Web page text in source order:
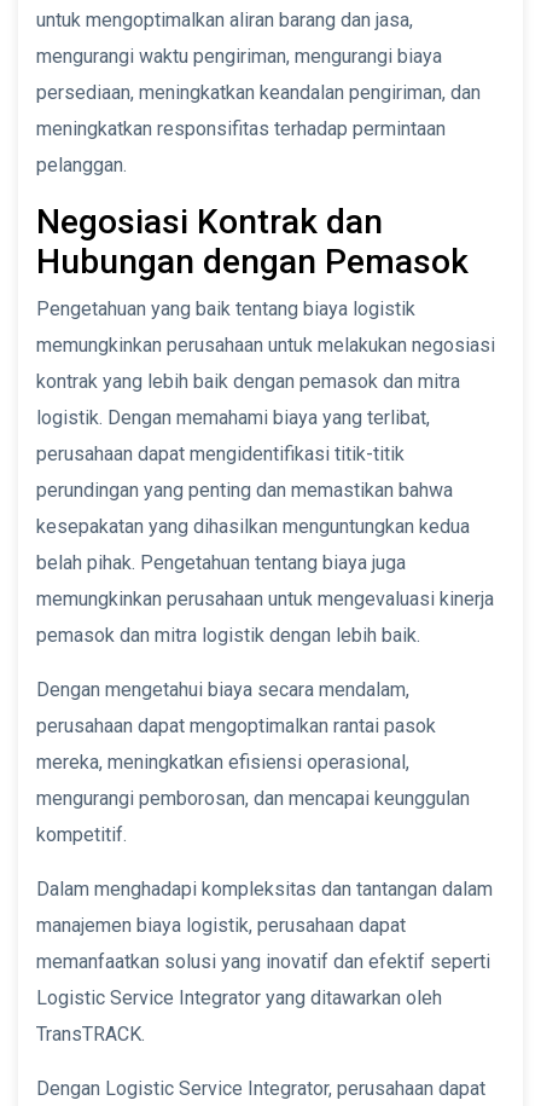
untuk mengoptimalkan aliran barang dan jasa,
mengurangi waktu pengiriman, mengurangi biaya
persediaan, meningkatkan keandalan pengiriman, dan
meningkatkan responsifitas terhadap permintaan
pelanggan.
Negosiasi Kontrak dan
Hubungan dengan Pemasok
Pengetahuan yang baik tentang biaya logistik
memungkinkan perusahaan untuk melakukan negosiasi
kontrak yang lebih baik dengan pemasok dan mitra
logistik. Dengan memahami biaya yang terlibat,
perusahaan dapat mengidentifikasi titik-titik
perundingan yang penting dan memastikan bahwa
kesepakatan yang dihasilkan menguntungkan kedua
belah pihak. Pengetahuan tentang biaya juga
memungkinkan perusahaan untuk mengevaluasi kinerja
pemasok dan mitra logistik dengan lebih baik.
Dengan mengetahui biaya secara mendalam,
perusahaan dapat mengoptimalkan rantai pasok
mereka, meningkatkan efisiensi operasional,
mengurangi pemborosan, dan mencapai keunggulan
kompetitif.
Dalam menghadapi kompleksitas dan tantangan dalam
manajemen biaya logistik, perusahaan dapat
memanfaatkan solusi yang inovatif dan efektif seperti
Logistic Service Integrator yang ditawarkan oleh
TransTRACK.
Dengan Logistic Service Integrator, perusahaan dapat